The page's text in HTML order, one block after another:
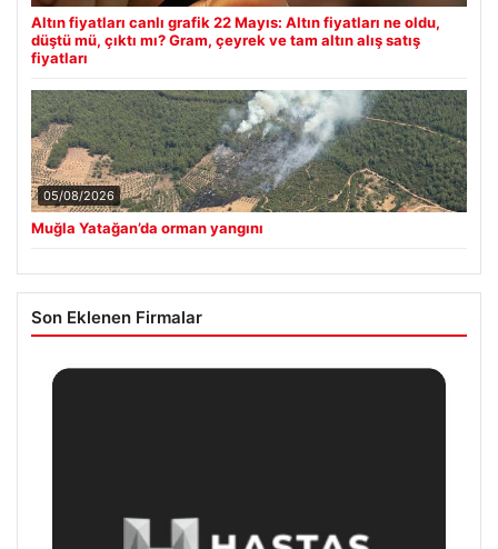
Altın fiyatları canlı grafik 22 Mayıs: Altın fiyatları ne oldu,
düştü mü, çıktı mı? Gram, çeyrek ve tam altın alış satış
fiyatları
05/08/2026
Muğla Yatağan’da orman yangını
Son Eklenen Firmalar